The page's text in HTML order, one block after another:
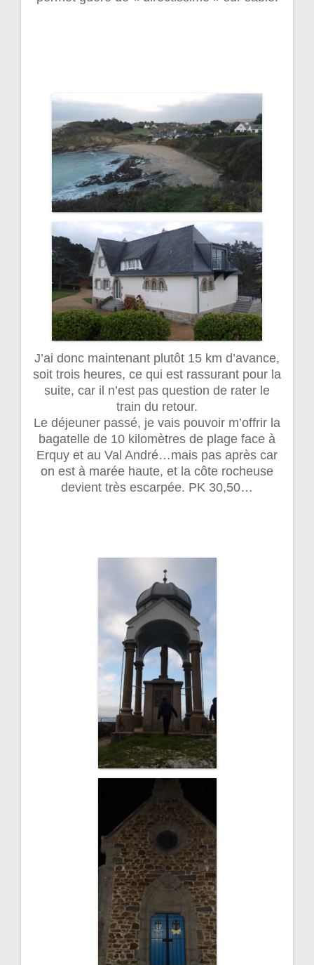
J’ai donc maintenant plutôt 15 km d’avance,
soit trois heures, ce qui est rassurant pour la
suite, car il n’est pas question de rater le
train du retour.
Le déjeuner passé, je vais pouvoir m’offrir la
bagatelle de 10 kilomètres de plage face à
Erquy et au Val André…mais pas après car
on est à marée haute, et la côte rocheuse
devient très escarpée. PK 30,50…